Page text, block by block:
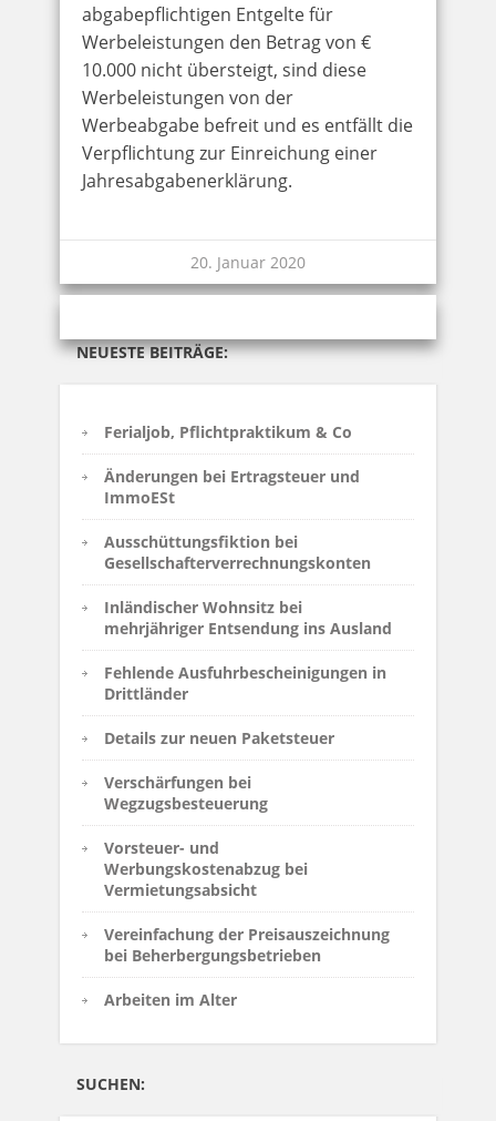
NEUESTE BEITRÄGE:
Ferialjob, Pflichtpraktikum & Co
Änderungen bei Ertragsteuer und
ImmoESt
Ausschüttungsfiktion bei
Gesellschafterverrechnungskonten
Inländischer Wohnsitz bei
mehrjähriger Entsendung ins Ausland
Fehlende Ausfuhrbescheinigungen in
Drittländer
Details zur neuen Paketsteuer
Verschärfungen bei
Wegzugsbesteuerung
Vorsteuer- und
Werbungskostenabzug bei
Vermietungsabsicht
Vereinfachung der Preisauszeichnung
bei Beherbergungsbetrieben
Arbeiten im Alter
SUCHEN:
abgabepflichtigen Entgelte für
Werbeleistungen den Betrag von €
10.000 nicht übersteigt, sind diese
Werbeleistungen von der
Werbeabgabe befreit und es entfällt die
Verpflichtung zur Einreichung einer
Jahresabgabenerklärung.
20. Januar 2020